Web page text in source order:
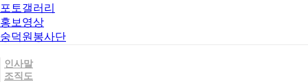
포토갤러리
홍보영상
숭덕원봉사단
인사말
조직도